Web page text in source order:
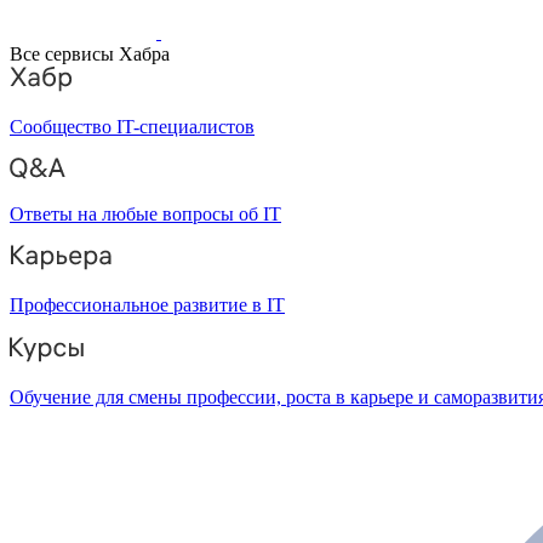
Все сервисы Хабра
Сообщество IT-специалистов
Ответы на любые вопросы об IT
Профессиональное развитие в IT
Обучение для смены профессии, роста в карьере и